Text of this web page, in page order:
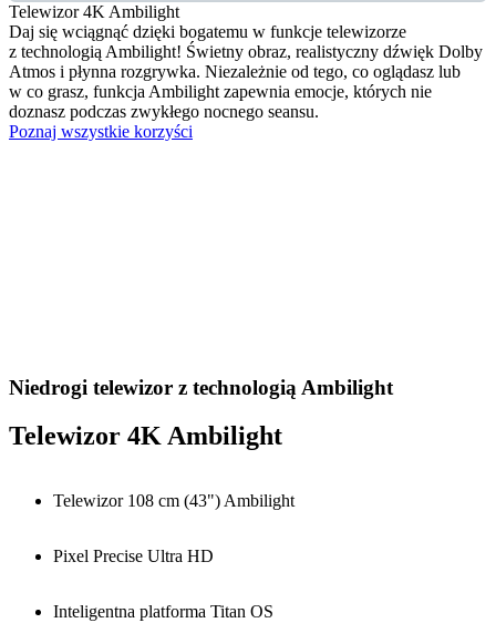
Telewizor 4K Ambilight
Daj się wciągnąć dzięki bogatemu w funkcje telewizorze
z technologią Ambilight! Świetny obraz, realistyczny dźwięk Dolby
Atmos i płynna rozgrywka. Niezależnie od tego, co oglądasz lub
w co grasz, funkcja Ambilight zapewnia emocje, których nie
doznasz podczas zwykłego nocnego seansu.
Poznaj wszystkie korzyści
Niedrogi telewizor z technologią Ambilight
Telewizor 4K Ambilight
Telewizor 108 cm (43") Ambilight
Pixel Precise Ultra HD
Inteligentna platforma Titan OS